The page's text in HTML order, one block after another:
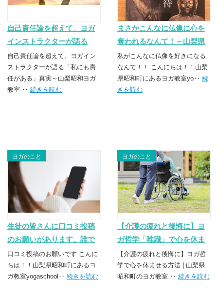
自己責任論を超えて。ヨガ
インストラクターが語る
「私にも責任がある」真実
～山梨昭和ヨガ教室
自己責任論を超えて。ヨガイン
ストラクターが語る「私にも責
任がある」真実～山梨昭和ヨガ
教室 ‥ 続きを読む
まさかこんなに仏像に心を
奪われるなんて！～山梨県
昭和町のヨガ教室
私がこんなに仏像を好きになる
なんて！！ こんにちは！！山梨
県昭和町にあるヨガ教室yo‥ 続
きを読む
ヨガのこと
生徒の皆さんに口コミ投稿
のお願いがあります。誰で
も安心安全なヨガクラス～
山梨昭和町のヨガ教室
口コミ投稿のお願いです こんに
ちは！！山梨県昭和町にあるヨ
ガ教室yogaschool‥ 続きを読む
ヨガのこと
【介護の疲れと後悔に】ヨ
ガ哲学「唯識」で心を休ま
せる方法 | 山梨県昭和町のヨ
ガ教室
【介護の疲れと後悔に】ヨガ哲
学で心を休ませる方法 | 山梨県
昭和町のヨガ教室 ‥ 続きを読む